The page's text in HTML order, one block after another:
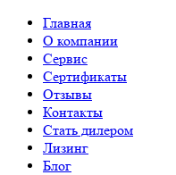
Главная
О компании
Сервис
Сертификаты
Отзывы
Контакты
Стать дилером
Лизинг
Блог